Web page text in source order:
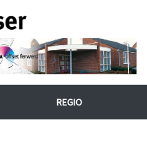
REGIO